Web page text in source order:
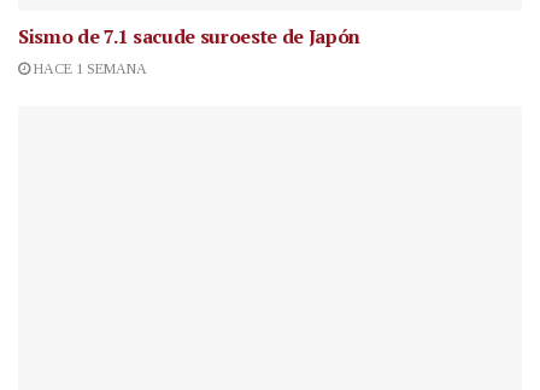
Sismo de 7.1 sacude suroeste de Japón
HACE 1 SEMANA